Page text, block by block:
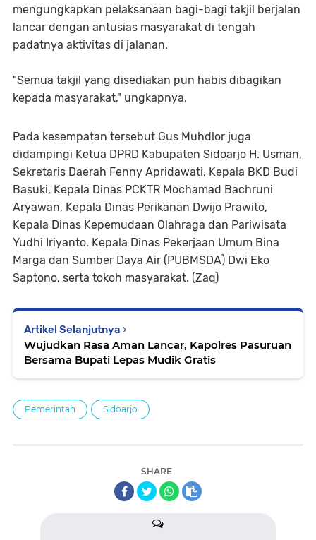
mengungkapkan pelaksanaan bagi-bagi takjil berjalan
lancar dengan antusias masyarakat di tengah
padatnya aktivitas di jalanan.
"Semua takjil yang disediakan pun habis dibagikan
kepada masyarakat," ungkapnya.
Pada kesempatan tersebut Gus Muhdlor juga
didampingi Ketua DPRD Kabupaten Sidoarjo H. Usman,
Sekretaris Daerah Fenny Apridawati, Kepala BKD Budi
Basuki, Kepala Dinas PCKTR Mochamad Bachruni
Aryawan, Kepala Dinas Perikanan Dwijo Prawito,
Kepala Dinas Kepemudaan Olahraga dan Pariwisata
Yudhi Iriyanto, Kepala Dinas Pekerjaan Umum Bina
Marga dan Sumber Daya Air (PUBMSDA) Dwi Eko
Saptono, serta tokoh masyarakat. (Zaq)
Artikel Selanjutnya
Wujudkan Rasa Aman Lancar, Kapolres Pasuruan
Bersama Bupati Lepas Mudik Gratis
Pemerintah Sidoarjo
SHARE